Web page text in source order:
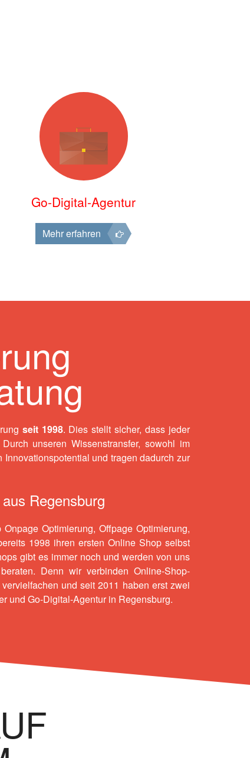
Go-Digital-Agentur
Mehr erfahren
seit 1998. Dies stellt sicher, dass jeder
unseren Wissenstransfer, sowohl im
und tragen dadurch zur
Regensburg
Onpage Optimierung,Offpage Optimierung,
1998 ihren ersten Online Shop selbst
gibt es immer noch und werden von uns
Denn wir verbinden Online-Shop-
und seit 2011 haben erst zwei
und Go-Digital-Agentur in Regensburg.